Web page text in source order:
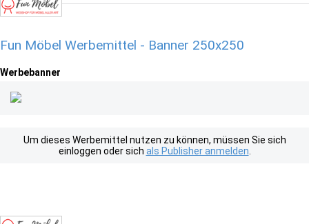
Fun Möbel Werbemittel - Banner 250x250
Werbebanner
Um dieses Werbemittel nutzen zu können, müssen Sie sich
einloggen oder sich als Publisher anmelden